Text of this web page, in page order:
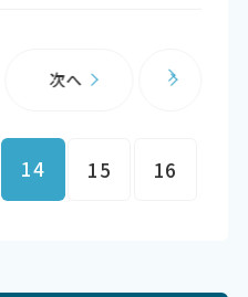
14 15 16
次へ